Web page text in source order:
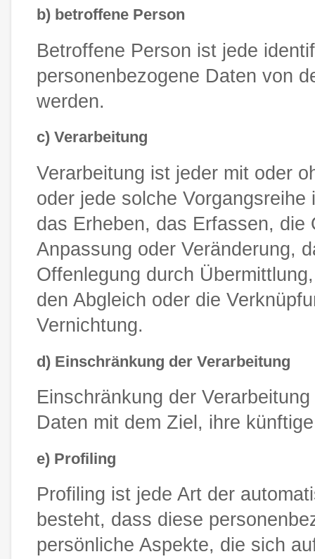
b) betroffene Person
Betroffene Person ist jede
personenbezogene Daten von
werden.
c) Verarbeitung
Verarbeitung ist jeder mit oder
oder jede solche
das Erheben, das Erfassen,
Anpassung oder Veränderung,
Offenlegung durch
den Abgleich oder die
Vernichtung.
d) Einschränkung der Verarbeitung
Einschränkung der
Daten mit dem Ziel, ihre
e) Profiling
Profiling ist jede Art der
besteht, dass diese
persönliche Aspekte, die sich